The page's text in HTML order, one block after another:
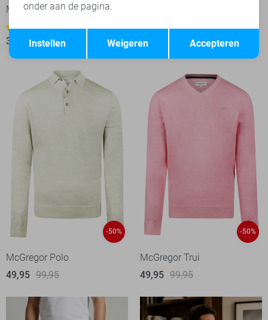
McGregor Polo
1
39,95 79,95
1
44,95 89,95
-50%
McGregor Polo
49,95 99,95
-50%
McGregor Trui
49,95 99,95
Terug Opslaan
onder aan de pagina.
Accepteren
Weigeren
Instellen